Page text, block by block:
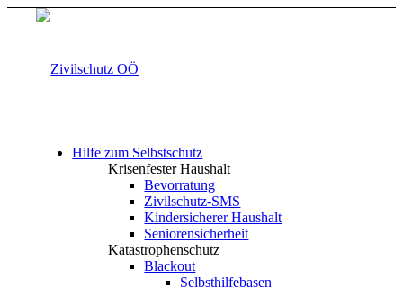
Hilfe zum Selbstschutz
Krisenfester Haushalt
Bevorratung
Zivilschutz-SMS
Kindersicherer Haushalt
Seniorensicherheit
Katastrophenschutz
Blackout
Selbsthilfebasen